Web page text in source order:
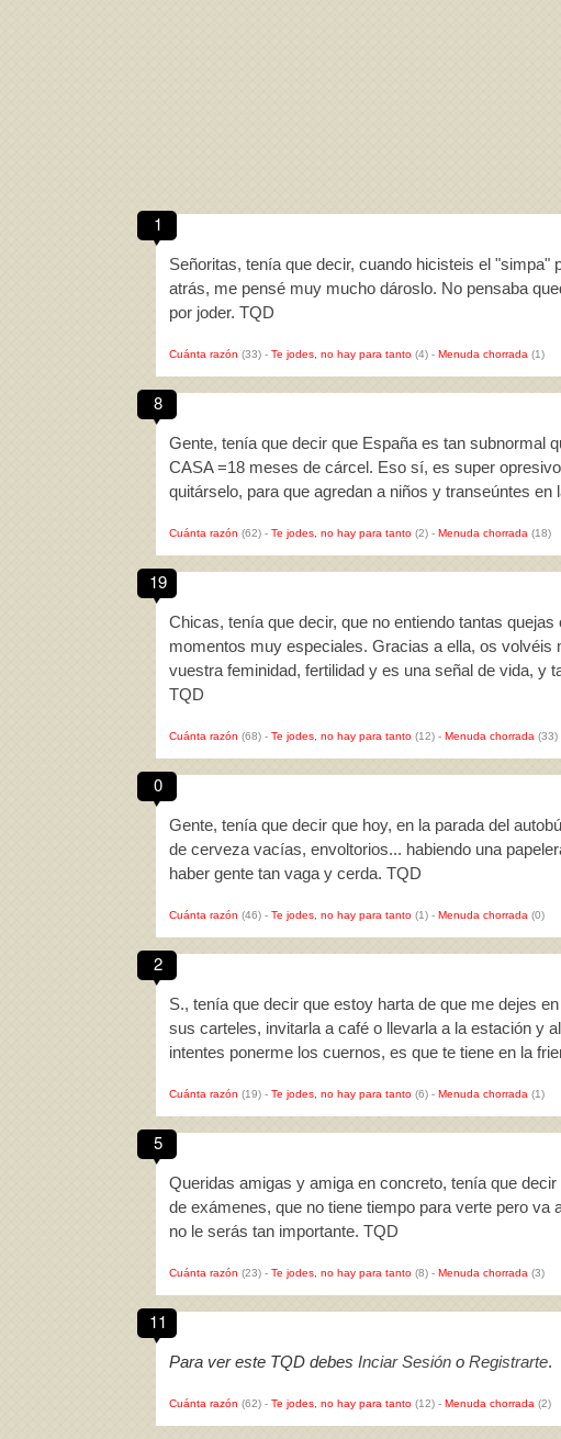
1
Señoritas, tenía que decir, cuando hicisteis el
atrás, me pensé muy mucho dároslo. No pensaba
por joder. TQD
Cuánta razón (33) - Te jodes, no hay para tanto (4) - Menuda chorrada (1)
8
Gente, tenía que decir que España es tan subnormal
CASA =18 meses de cárcel. Eso sí, es super
quitárselo, para que agredan a niños y transeúntes
Cuánta razón (62) - Te jodes, no hay para tanto (2) - Menuda chorrada (18)
19
Chicas, tenía que decir, que no entiendo tantas
momentos muy especiales. Gracias a ella, os
vuestra feminidad, fertilidad y es una señal de vida, y
TQD
Cuánta razón (68) - Te jodes, no hay para tanto (12) - Menuda chorrada (33)
0
Gente, tenía que decir que hoy, en la parada del
de cerveza vacías, envoltorios... habiendo una
haber gente tan vaga y cerda. TQD
Cuánta razón (46) - Te jodes, no hay para tanto (1) - Menuda chorrada (0)
2
S., tenía que decir que estoy harta de que me dejes
sus carteles, invitarla a café o llevarla a la estación y
intentes ponerme los cuernos, es que te tiene en la
Cuánta razón (19) - Te jodes, no hay para tanto (6) - Menuda chorrada (1)
5
Queridas amigas y amiga en concreto, tenía que
de exámenes, que no tiene tiempo para verte pero
no le serás tan importante. TQD
Cuánta razón (23) - Te jodes, no hay para tanto (8) - Menuda chorrada (3)
11
Para ver este TQD debes Inciar Sesión o Registrarte.
Cuánta razón (62) - Te jodes, no hay para tanto (12) - Menuda chorrada (2)